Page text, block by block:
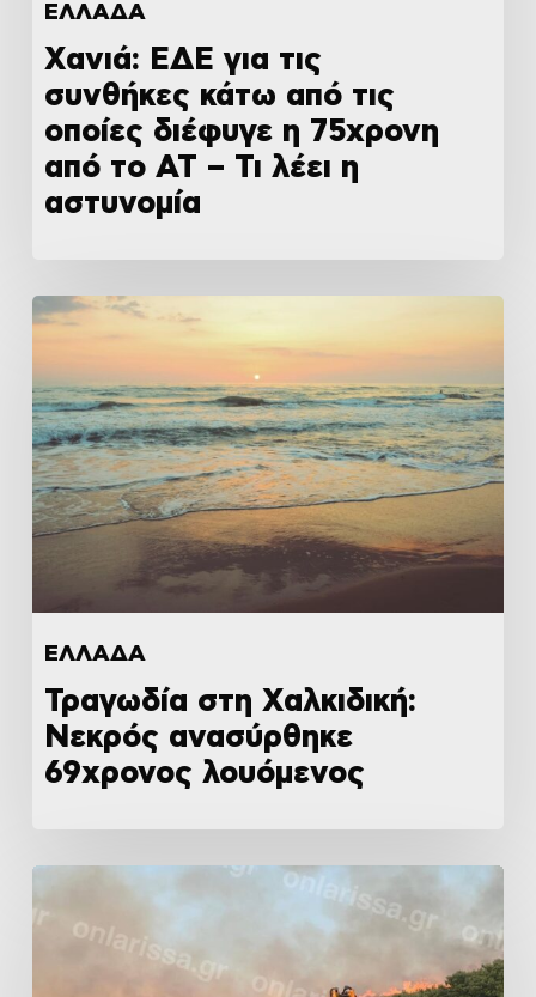
ΕΛΛΑΔΑ
Χανιά: ΕΔΕ για τις
συνθήκες κάτω από τις
οποίες διέφυγε η 75χρονη
από το ΑΤ – Τι λέει η
αστυνομία
ΕΛΛΑΔΑ
Τραγωδία στη Χαλκιδική:
Νεκρός ανασύρθηκε
69χρονος λουόμενος